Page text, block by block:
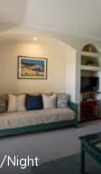
/Night